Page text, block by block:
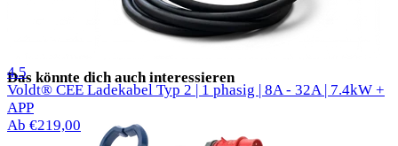
Das könnte dich auch interessieren
4.527 reviews
Voldt® CEE Ladekabel Typ 2 | 1 phasig | 8A - 32A | 7.4kW +
APP
Ab €219,00